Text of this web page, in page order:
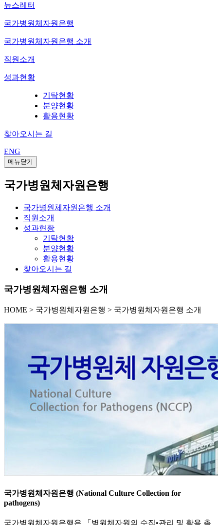
뉴스레터
국가병원체자원은행
국가병원체자원은행 소개
직원소개
성과현황
기탁현황
분양현황
활용현황
찾아오시는 길
ENG
메뉴닫기
국가병원체자원은행
국가병원체자원은행 소개
직원소개
성과현황
기탁현황
분양현황
활용현황
찾아오시는 길
국가병원체자원은행 소개
HOME > 국가병원체자원은행 > 국가병원체자원은행 소개
국가병원체자원은행 (National Culture Collection for
pathogens)
국가병원체자원은행은 「병원체자원의 수집•관리 및 활용 촉